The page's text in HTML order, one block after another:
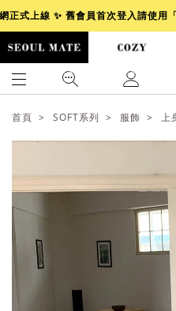
正式上線 ✨ 舊會員首次登入請使
小
牛
涼感
首頁 SOFT系列 服飾 上